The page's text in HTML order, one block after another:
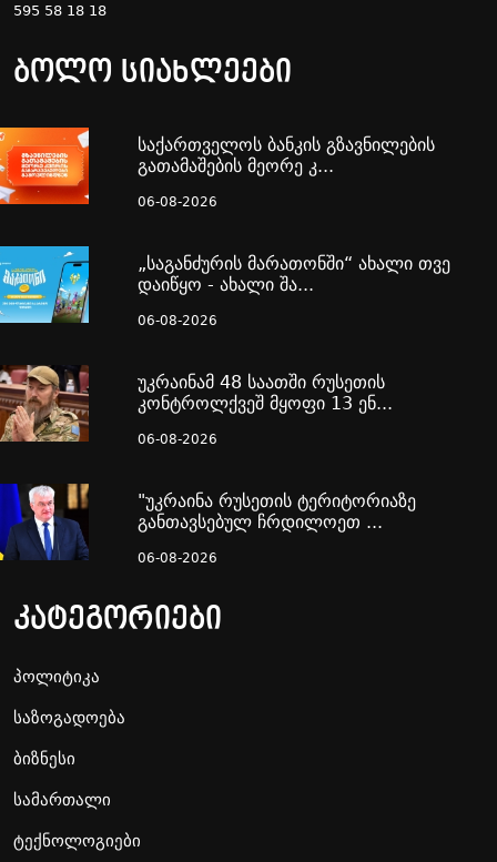
595 58 18 18
ბოლო სიახლეები
საქართველოს ბანკის გზავნილების
გათამაშების მეორე კ...
06-08-2026
„საგანძურის მარათონში“ ახალი თვე
დაიწყო - ახალი შა...
06-08-2026
უკრაინამ 48 საათში რუსეთის
კონტროლქვეშ მყოფი 13 ენ...
06-08-2026
"უკრაინა რუსეთის ტერიტორიაზე
განთავსებულ ჩრდილოეთ ...
06-08-2026
კატეგორიები
პოლიტიკა
საზოგადოება
ბიზნესი
სამართალი
ტექნოლოგიები